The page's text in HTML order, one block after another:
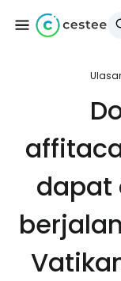
dapat
...